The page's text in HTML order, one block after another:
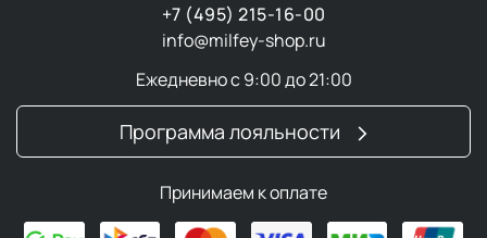
+7 (495) 215-16-00
info@milfey-shop.ru
Ежедневно с 9:00 до 21:00
Программа лояльности
Принимаем к оплате